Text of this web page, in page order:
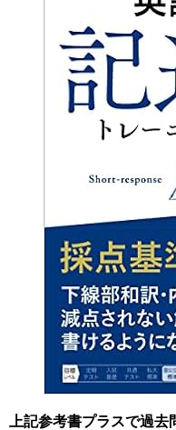
上記参考書プラスで過